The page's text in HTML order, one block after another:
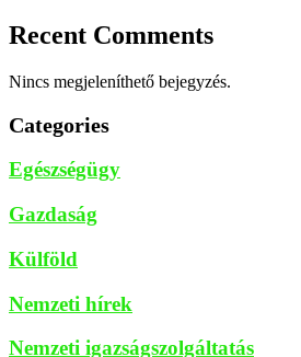
Recent Comments
Nincs megjeleníthető bejegyzés.
Categories
Egészségügy
Gazdaság
Külföld
Nemzeti hírek
Nemzeti igazságszolgáltatás